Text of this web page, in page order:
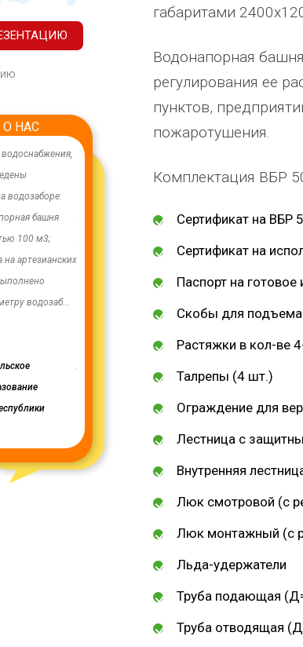
НАС
водозаборе:
башня
100 м3;
артезианских
водозаб...
От всей души хочу поблагодарить
компанию "Егоза" за их продукцию,
лояльность. На протяжении многих
и игровое оборудование. Довольны
качеством продукции, дорожим
наших
дворов и 84
почтового
сада, школы,
весь отзыв
Елена
Республики
габаритами
Водонапорная
регулирования ее
пунктов,
пожаротушения.
Комплектация ВБР
Сертификат на ВБР
Сертификат на
Паспорт на готовое
Скобы для
Растяжки в кол-ве
Талрепы (4 шт.)
Ограждение для
Лестница с
Внутренняя
Люк смотровой (с
Люк монтажный (с
Льда-удержатели
Труба подающая
Труба отводящая